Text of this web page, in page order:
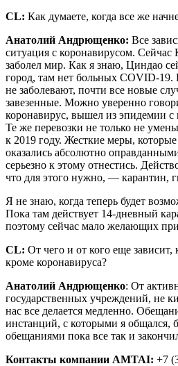
CL: Как думаете, когда все же
Анатолий Андрющенко: Все
ситуация с коронавирусом. Сейчас
заболел мир. Как я знаю, Циндао
город, там нет больных COVID-19.
не заболевают, почти все новые
завезенные. Можно уверенно
коронавирус, вышел из эпидемии
Те же перевозки не только не
к 2019 году. Жесткие меры,
оказались абсолютно
серьезно к этому отнестись.
что для этого нужно, ― карантин,
Я не знаю, когда теперь будет
Пока там действует 14-дневный
поэтому сейчас мало желающих
CL: От чего и от кого еще зависит,
кроме коронавируса?
Анатолий Андрющенко: От
государственных учреждений, не
нас все делается медленно.
инстанций, с которыми я общался,
обещаниями пока все так и
Контакты компании AMTAI: +7